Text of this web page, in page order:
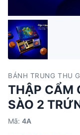
BÁNH TRUNG THU
THẬP CẨM
SÀO 2
Mã: 4A